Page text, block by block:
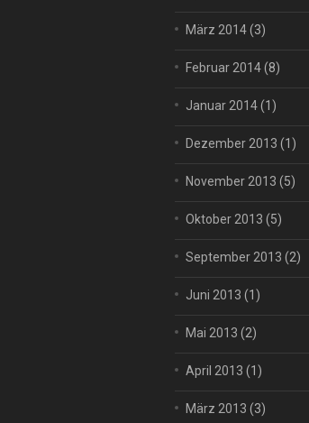
März 2014(3)
Februar 2014(8)
Januar 2014(1)
Dezember 2013 (1)
November 2013 (5)
Oktober 2013 (5)
September 2013 (2)
Juni 2013 (1)
Mai 2013 (2)
April 2013 (1)
März 2013 (3)